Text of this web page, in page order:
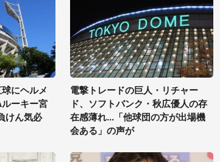
にヘルメ
ーキー宮
けん気必
電撃トレードの巨人・リチャー
ド、ソフトバンク・秋広優人の存
在感薄れ...「他球団の方が出場機
会ある」の声が